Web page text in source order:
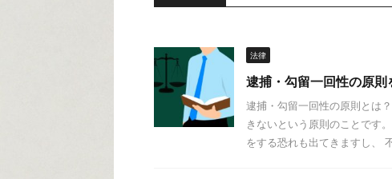
法律
逮捕・勾留一回性の原
逮捕・勾留一回性の原則とは
きないという原則のことです
をする恐れも出てきますし、